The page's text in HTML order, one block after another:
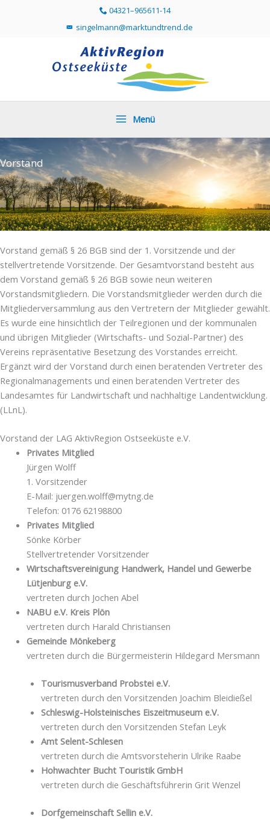
Telefonummer 04321 96561114 direkt
04321–965611-14
Mailprogramm öffnen und Mail an
singelmann@marktundtrend.de
Menü
Vorstand
Vorstand gemäß § 26 BGB sind der 1. Vorsitzende und der
stellvertretende Vorsitzende. Der Gesamtvorstand besteht aus
dem Vorstand gemäß § 26 BGB sowie neun weiteren
Vorstandsmitgliedern. Die Vorstandsmitglieder werden durch die
Mitgliederversammlung aus den Vertretern der Mitglieder gewählt.
Es wurde eine hinsichtlich der Teilregionen und der kommunalen
und übrigen Mitglieder (Wirtschafts- und Sozial-Partner) des
Vereins repräsentative Besetzung des Vorstandes erreicht.
Ergänzt wird der Vorstand durch einen beratenden Vertreter des
Regionalmanagements und einen beratenden Vertreter des
Landesamtes für Landwirtschaft und nachhaltige Landentwicklung.
(LLnL).
Vorstand der LAG AktivRegion Ostseeküste e.V.
Privates Mitglied
Jürgen Wolff
1. Vorsitzender
E-Mail: juergen.wolff@mytng.de
Telefon: 0176 62198800
Privates Mitglied
Sönke Körber
Stellvertretender Vorsitzender
Wirtschaftsvereinigung Handwerk, Handel und Gewerbe
Lütjenburg e.V.
vertreten durch Jochen Abel
NABU e.V. Kreis Plön
vertreten durch Harald Christiansen
Gemeinde Mönkeberg
vertreten durch die Bürgermeisterin Hildegard Mersmann
Tourismusverband Probstei e.V.
vertreten durch den Vorsitzenden Joachim Bleidießel
Schleswig-Holsteinisches Eiszeitmuseum e.V.
vertreten durch den Vorsitzenden Stefan Leyk
Amt Selent-Schlesen
vertreten durch die Amtsvorsteherin Ulrike Raabe
Hohwachter Bucht Touristik GmbH
vertreten durch die Geschäftsführerin Grit Wenzel
Dorfgemeinschaft Sellin e.V.